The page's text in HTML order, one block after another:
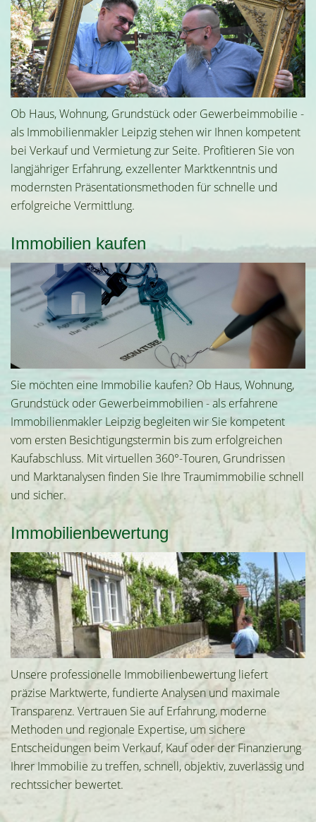
Ob Haus, Wohnung, Grundstück oder Gewerbeimmobilie -
als Immobilienmakler Leipzig stehen wir Ihnen kompetent
bei Verkauf und Vermietung zur Seite. Profitieren Sie von
langjähriger Erfahrung, exzellenter Marktkenntnis und
modernsten Präsentationsmethoden für schnelle und
erfolgreiche Vermittlung.
Immobilien kaufen
Sie möchten eine Immobilie kaufen? Ob Haus, Wohnung,
Grundstück oder Gewerbeimmobilien - als erfahrene
Immobilienmakler Leipzig begleiten wir Sie kompetent
vom ersten Besichtigungstermin bis zum erfolgreichen
Kaufabschluss. Mit virtuellen 360°-Touren, Grundrissen
und Marktanalysen finden Sie Ihre Traumimmobilie schnell
und sicher.
Immobilienbewertung
Unsere professionelle Immobilienbewertung liefert
präzise Marktwerte, fundierte Analysen und maximale
Transparenz. Vertrauen Sie auf Erfahrung, moderne
Methoden und regionale Expertise, um sichere
Entscheidungen beim Verkauf, Kauf oder der Finanzierung
Ihrer Immobilie zu treffen, schnell, objektiv, zuverlässig und
rechtssicher bewertet.